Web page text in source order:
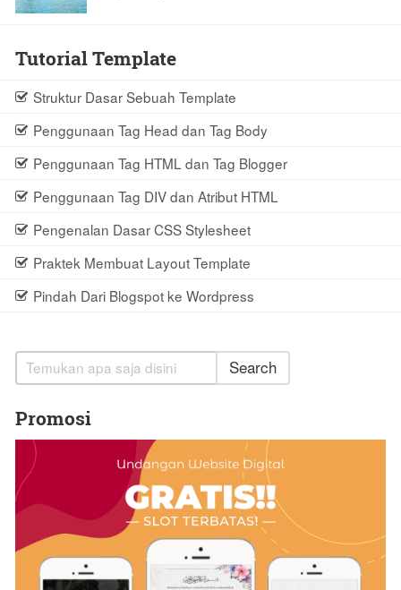
Tutorial Template
Struktur Dasar Sebuah Template
Penggunaan Tag Head dan Tag Body
Penggunaan Tag HTML dan Tag Blogger
Penggunaan Tag DIV dan Atribut HTML
Pengenalan Dasar CSS Stylesheet
Praktek Membuat Layout Template
Pindah Dari Blogspot ke Wordpress
Search
Promosi